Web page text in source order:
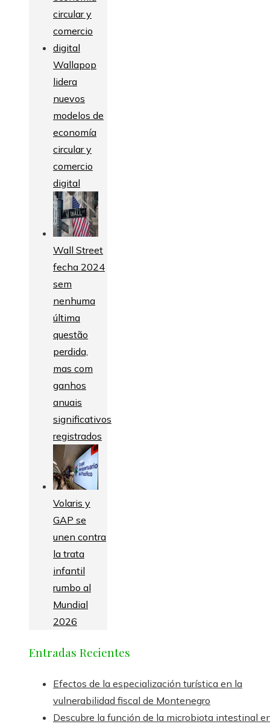
Wallapop
lidera
nuevos
modelos de
economía
circular y
comercio
digital
Wall Street
fecha 2024
sem
nenhuma
última
questão
perdida,
mas com
ganhos
anuais
significativos
registrados
Volaris y
GAP se
unen contra
la trata
infantil
rumbo al
Mundial
2026
Entradas Recientes
Efectos de la especialización turística en la
vulnerabilidad fiscal de Montenegro
Descubre la función de la microbiota intestinal